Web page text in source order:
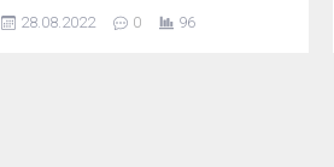
Görünen o ki AB, ilk şokun ve
28.08.2022 0 96